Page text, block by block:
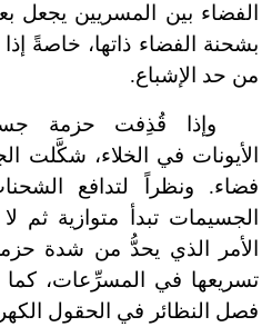
الفضاء بين المسريين
بشحنة الفضاء ذاتها، خاصةً
من حد الإشباع.
وإذا قُذِفت حزمة
الأيونات في الخلاء، شكَّلت
فضاء. ونظراً لتدافع
الجسيمات تبدأ متوازية ثم
الأمر الذي يحدُّ من شدة
تسريعها في المسرِّعات،
فصل النظائر في الحقول